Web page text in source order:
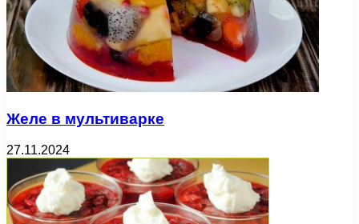
Желе в мультиварке
27.11.2024